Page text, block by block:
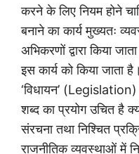
करने के लिए नियम होने
बनाने का कार्य मुख्यतः
अभिकरणों द्वारा किया
इस कार्य को किया जाता
‘विधायन’ (Legislation)
शब्द का प्रयोग उचित है
संरचना तथा निश्चित
राजनीतिक व्यवस्थाओं में